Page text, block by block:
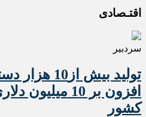
اقتـصادی
سردبیر
تولید بیش
افزون بر 10
کشور